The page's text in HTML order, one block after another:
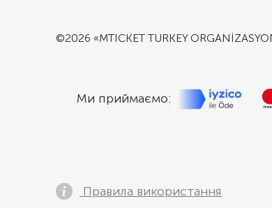
©2026 «MTICKET TURKEY
Ми приймаємо:
Правила використання